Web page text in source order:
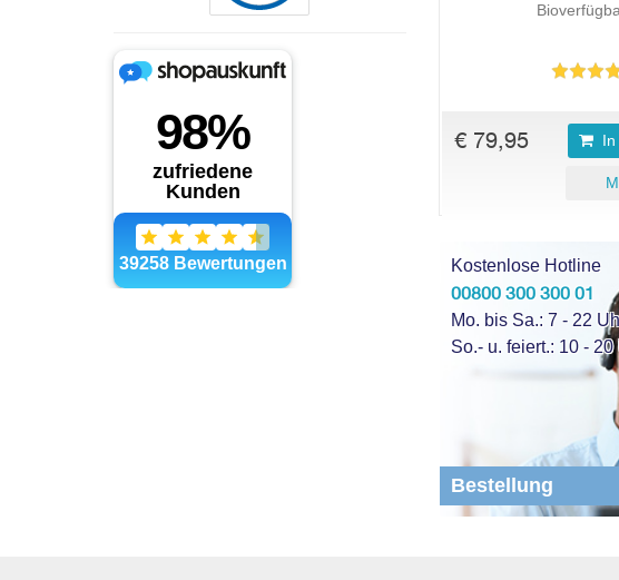
€ 79,95
Kostenlose Hotline
00800 300 300 01
Mo. bis Sa.: 7 - 22
So.- u. feiert.: 10 - 20
Bestellung